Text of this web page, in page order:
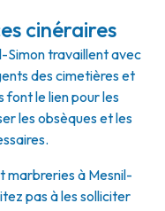
cinéraires
Simon travaillent avec
des cimetières et
font le lien pour les
les obsèques et les
marbreries à Mesnil-
pas à les solliciter